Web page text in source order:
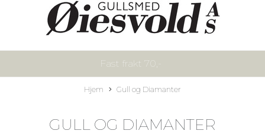
Fast frakt 70,-
Hjem Gull og Diamanter
GULL OG DIAMANTER